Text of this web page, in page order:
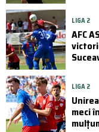
LIGA 2
AFC
LIGA 2
meci